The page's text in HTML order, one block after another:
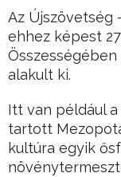
Az Újszövetség
ehhez képest
alakult ki.
Itt van például
tartott
kultúra egyik